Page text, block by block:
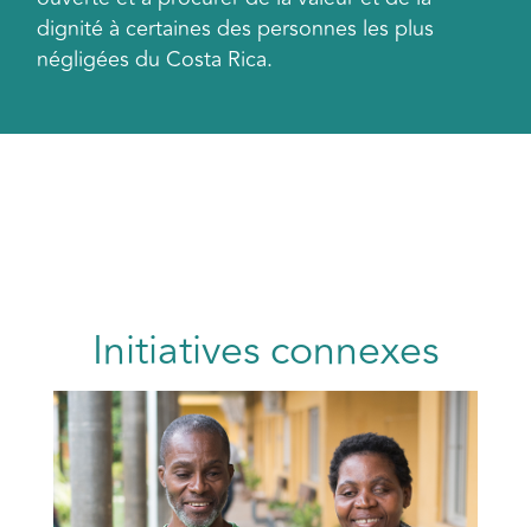
dignité à certaines des personnes les plus
négligées du Costa Rica.
Initiatives connexes